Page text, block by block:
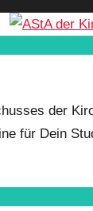
der
für Dein